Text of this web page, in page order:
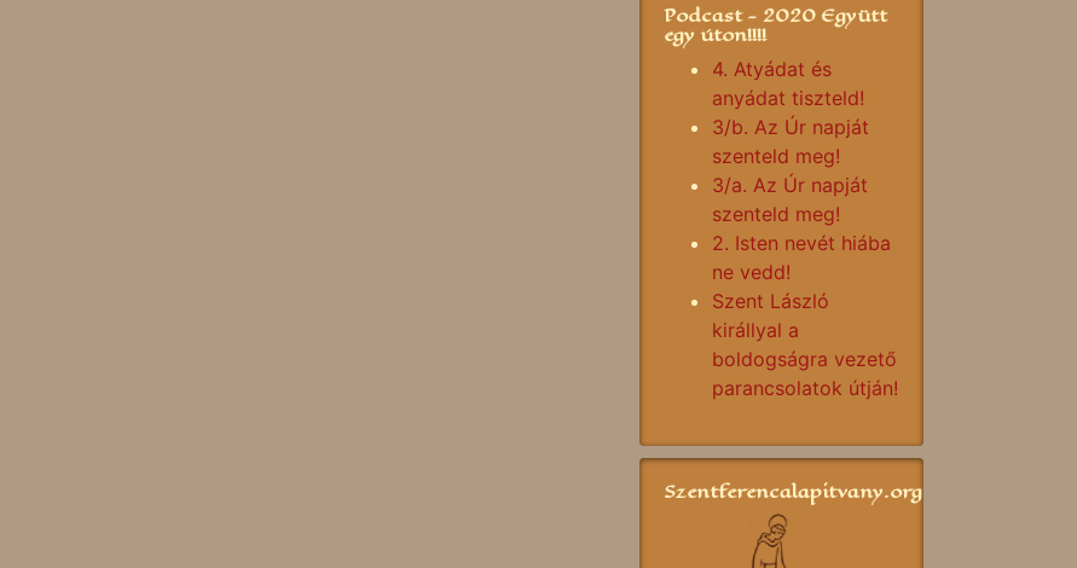
Podcast - 2020 Együtt
egy úton!!!!
4. Atyádat és
anyádat tiszteld!
3/b. Az Úr napját
szenteld meg!
3/a. Az Úr napját
szenteld meg!
2. Isten nevét hiába
ne vedd!
Szent László
királlyal a
boldogságra vezető
parancsolatok útján!
Szentferencalapitvany.org